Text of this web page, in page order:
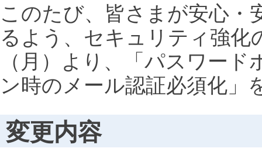
このたび、皆さまが安心・
るよう、セキュリティ強化
（月）より、「パスワー
ン時のメール認証必須化」
変更内容